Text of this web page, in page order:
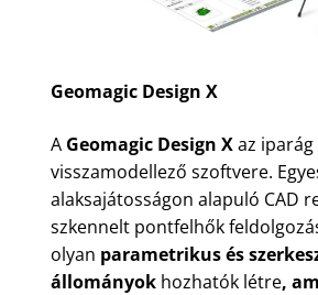
Geomagic Design X
A Geomagic Design Xaz
visszamodellező szoftvere.
alaksajátosságon alapuló CAD
szkennelt pontfelhők
olyan parametrikus és
állományok hozhatók létre,